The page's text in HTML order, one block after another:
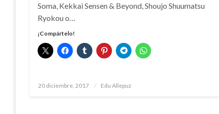
Soma, Kekkai Sensen & Beyond, Shoujo Shuumatsu
Ryokou o…
¡Compártelo!
Publicado
20 diciembre, 2017 Edu Allepuz